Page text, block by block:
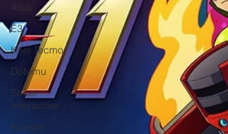
Atlus
E3
Koei Tecmo
Dotemu
Saber
Interactive
Konami